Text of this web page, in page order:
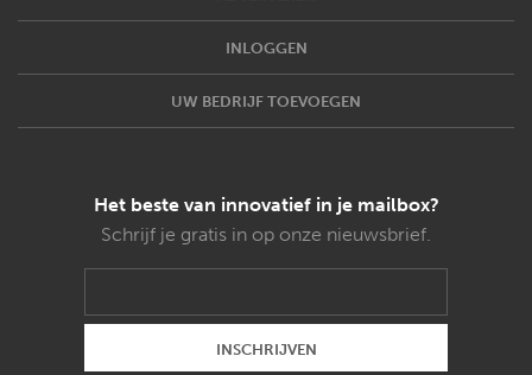
INLOGGEN
UW BEDRIJF TOEVOEGEN
Het beste van innovatief in je mailbox?
Schrijf je gratis in op onze nieuwsbrief.